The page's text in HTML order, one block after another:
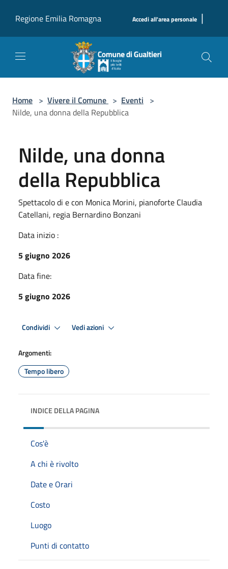
Regione Emilia Romagna
Accedi all'area personale |
Home > Vivere il Comune > Eventi >
Nilde, una donna della Repubblica
Nilde, una donna
della Repubblica
Spettacolo di e con Monica Morini, pianoforte Claudia
Catellani, regia Bernardino Bonzani
Data inizio :
5 giugno 2026
Data fine:
5 giugno 2026
Condividi Vedi azioni
Argomenti:
Tempo libero
INDICE DELLA PAGINA
Cos'è
A chi è rivolto
Date e Orari
Costo
Luogo
Punti di contatto